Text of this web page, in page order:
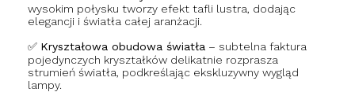
wysokim połysku tworzy efekt tafli lustra, dodając
elegancji i światła całej aranżacji.
✅ Kryształowa obudowa światła – subtelna faktura
pojedynczych kryształków delikatnie rozprasza
strumień światła, podkreślając ekskluzywny wygląd
lampy.